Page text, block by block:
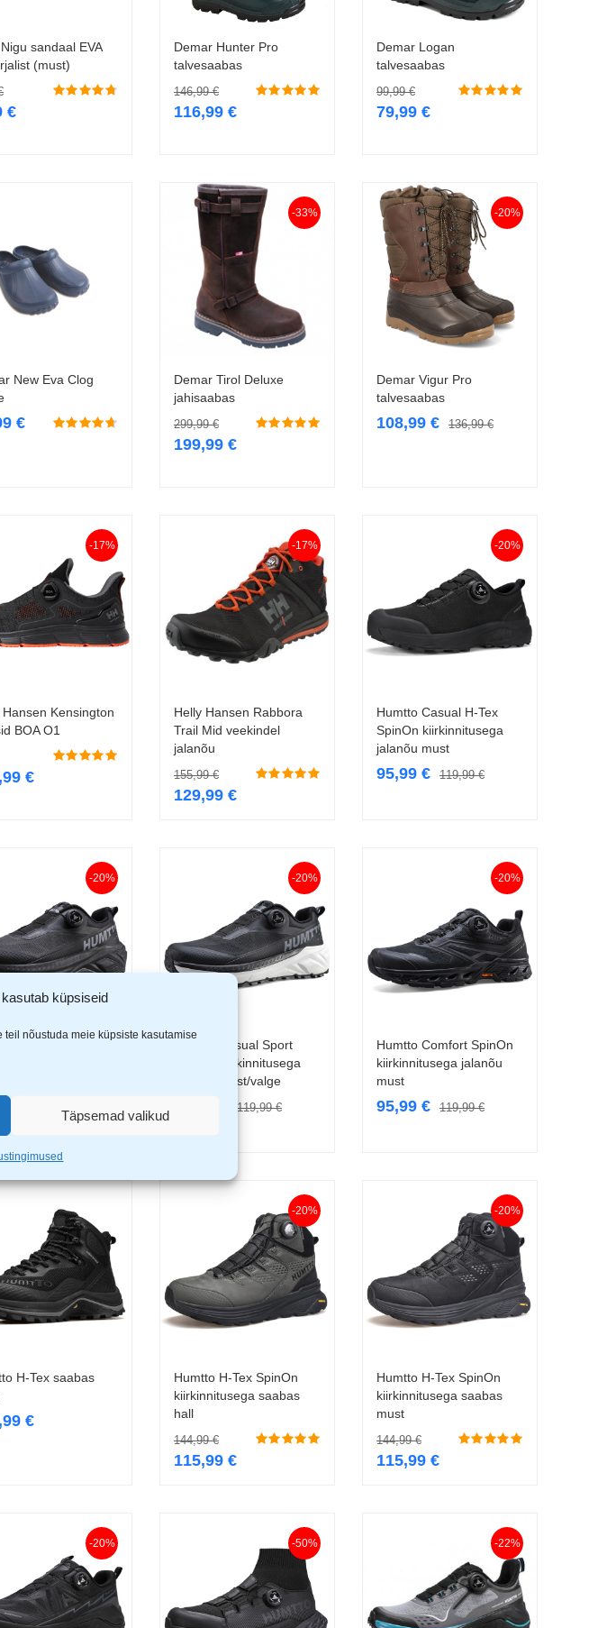
küpsiseid
nõustuda meie küpsiste kasutamise
Täpsemad valikud
Vali
sandaal EVA
(must)
€
Vali
Demar Hunter Pro
talvesaabas
146,99€
116,99 €
Demar Logan
talvesaabas
99,99€
79,99 €
Vali
New Eva Clog
€
-33%
Vali
Demar Tirol Deluxe
jahisaabas
299,99€
199,99 €
-20%
Vali
Demar Vigur Pro
talvesaabas
136,99€
108,99 €
-17%
Vali
Hansen Kensington
BOA O1
€
-17%
Vali
Helly Hansen Rabbora
Trail Mid veekindel
jalanõu
155,99€
129,99 €
-20%
Vali
Humtto Casual H-Tex
SpinOn kiirkinnitusega
jalanõu must
119,99€
95,99 €
-20%
119,99€
-20%
Vali
Humtto Casual Sport
SpinOn kiirkinnitusega
jalanõu must/valge
119,99€
-20%
Vali
Humtto Comfort SpinOn
kiirkinnitusega jalanõu
must
119,99€
95,99 €
Vali
H-Tex saabas
€
-20%
Vali
Humtto H-Tex SpinOn
kiirkinnitusega saabas
hall
144,99€
115,99 €
-20%
Vali
Humtto H-Tex SpinOn
kiirkinnitusega saabas
must
144,99€
115,99 €
-20% -50% -22%